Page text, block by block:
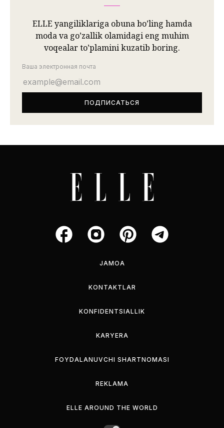
ELLE yangiliklariga obuna bo’ling hamda
moda va go’zallik olamidagi eng muhim
voqealar to’plamini kuzatib boring.
Ваша электронная почта
JAMOA
KONTAKTLAR
KONFIDENTSIALLIK
KARYERA
FOYDALANUVCHI SHARTNOMASI
REKLAMA
ELLE AROUND THE WORLD